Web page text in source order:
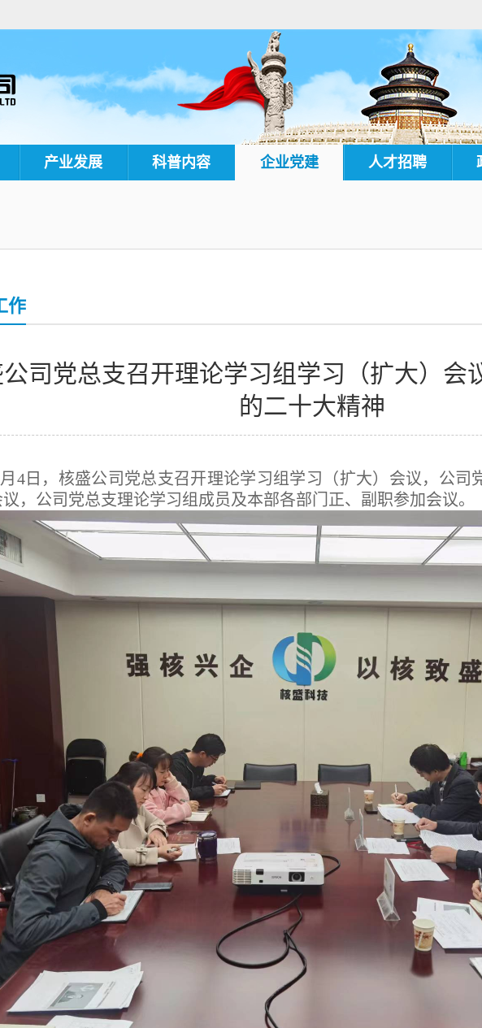
产业发展 科普内容 企业党建 人才招聘
作
司党总支召开理论学习组学习（扩大）会
的二十大精神
4日，核盛公司党总支召开理论学习组学习（扩大）会议，公司
，公司党总支理论学习组成员及本部各部门正、副职参加会议。